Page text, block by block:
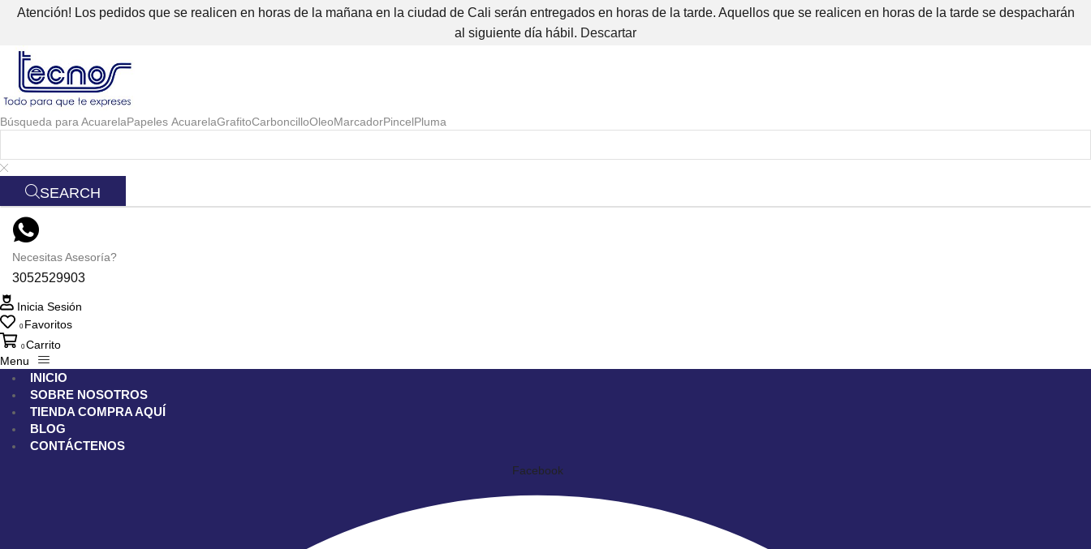
Atención! Los pedidos que se realicen en horas de la mañana en la ciudad de Cali serán entregados en horas de la tarde. Aquellos que se realicen en horas de la tarde se despacharán
al siguiente día hábil. Descartar
Búsqueda para AcuarelaPapeles AcuarelaGrafitoCarboncilloOleoMarcadorPincelPluma
SEARCH
Necesitas Asesoría?
3052529903
Inicia Sesión
0 Favoritos
0Carrito
Menu
INICIO
SOBRE NOSOTROS
TIENDA COMPRA AQUÍ
BLOG
CONTÁCTENOS
Facebook